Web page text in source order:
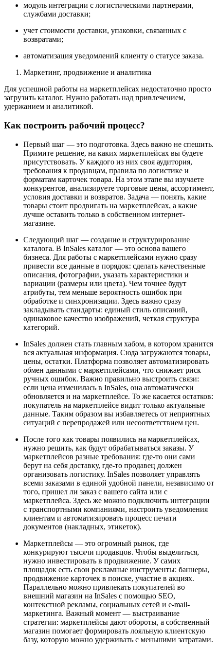
модуль интеграции с логистическими партнерами,
службами доставки;
учет стоимости доставки, упаковки, связанных с
возвратами;
автоматизация уведомлений клиенту о статусе заказа.
Маркетинг, продвижение и аналитика
Для успешной работы на маркетплейсах недостаточно просто
загрузить каталог. Нужно работать над привлечением,
удержанием и аналитикой.
Как построить рабочий процесс?
Первый шаг — это подготовка. Здесь важно не спешить.
Примите решение, на каких маркетплейсах вы будете
присутствовать. У каждого из них своя аудитория,
требования к продавцам, правила по логистике и
форматам карточек товара. На этом этапе вы изучаете
конкурентов, анализируете торговые цены, ассортимент,
условия доставки и возвратов. Задача — понять, какие
товары стоит продвигать на маркетплейсах, а какие
лучше оставить только в собственном интернет-
магазине.
Следующий шаг — создание и структурирование
каталога. В InSales каталог — это основа вашего
бизнеса. Для работы с маркетплейсами нужно сразу
привести все данные в порядок: сделать качественные
описания, фотографии, указать характеристики и
вариации (размеры или цвета). Чем точнее будут
атрибуты, тем меньше вероятность ошибок при
обработке и синхронизации. Здесь важно сразу
закладывать стандарты: единый стиль описаний,
одинаковое качество изображений, четкая структура
категорий.
InSales должен стать главным хабом, в котором хранится
вся актуальная информация. Сюда загружаются товары,
цены, остатки. Платформа позволяет автоматизировать
обмен данными с маркетплейсами, что снижает риск
ручных ошибок. Важно правильно выстроить связи:
если цена изменилась в InSales, она автоматически
обновляется и на маркетплейсе. То же касается остатков:
покупатель на маркетплейсе видит только актуальные
данные. Таким образом вы избавляетесь от неприятных
ситуаций с перепродажей или несоответствием цен.
После того как товары появились на маркетплейсах,
нужно решить, как будут обрабатываться заказы. У
маркетплейсов разные требования: где-то они сами
берут на себя доставку, где-то продавец должен
организовать логистику. InSales позволяет управлять
всеми заказами в единой удобной панели, независимо от
того, пришел ли заказ с вашего сайта или с
маркетплейса. Здесь же можно подключить интеграции
с транспортными компаниями, настроить уведомления
клиентам и автоматизировать процесс печати
документов (накладных, этикеток).
Маркетплейсы — это огромный рынок, где
конкурируют тысячи продавцов. Чтобы выделиться,
нужно инвестировать в продвижение. У самих
площадок есть свои рекламные инструменты: баннеры,
продвижение карточек в поиске, участие в акциях.
Параллельно можно привлекать покупателей во
внешний магазин на InSales с помощью SEO,
контекстной рекламы, социальных сетей и e-mail-
маркетинга. Важный момент — выстраивание
стратегии: маркетплейсы дают обороты, а собственный
магазин помогает формировать лояльную клиентскую
базу, которую можно удерживать с меньшими затратами.